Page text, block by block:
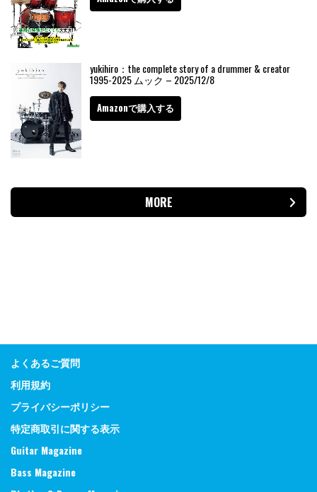
yukihiro：the complete story of a drummer & creator
1995-2025 ムック – 2025/12/8
Amazonで購入する
MORE
よくあるご質問
利用規約
プライバシーポリシー
特定商取引に関する表示
Guitar Magazine
Bass Magazine